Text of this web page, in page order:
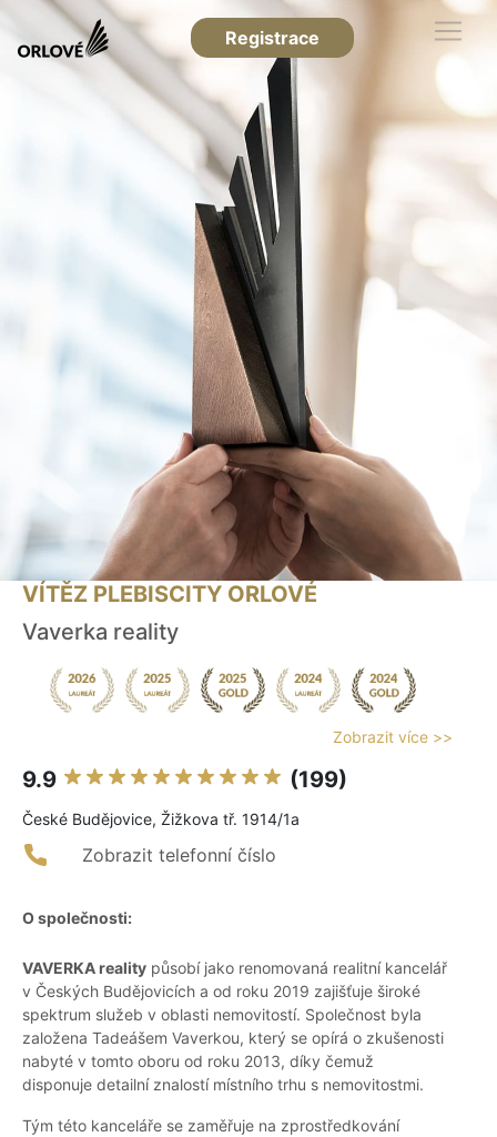
Registrace
VÍTĚZ PLEBISCITY ORLOVÉ
Vaverka reality
Zobrazit více >>
9.9 (199)
České Budějovice, Žižkova tř. 1914/1a
Zobrazit telefonní číslo
O společnosti:
VAVERKA reality působí jako renomovaná realitní kancelář
v Českých Budějovicích a od roku 2019 zajišťuje široké
spektrum služeb v oblasti nemovitostí. Společnost byla
založena Tadeášem Vaverkou, který se opírá o zkušenosti
nabyté v tomto oboru od roku 2013, díky čemuž
disponuje detailní znalostí místního trhu s nemovitostmi.
Tým této kanceláře se zaměřuje na zprostředkování